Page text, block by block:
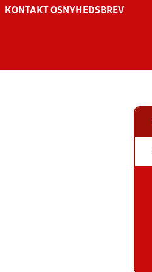
KONTAKT OS NYHEDSBREV